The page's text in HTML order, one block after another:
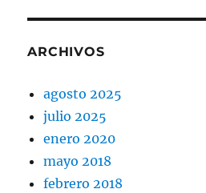
ARCHIVOS
agosto 2025
julio 2025
enero 2020
mayo 2018
febrero 2018